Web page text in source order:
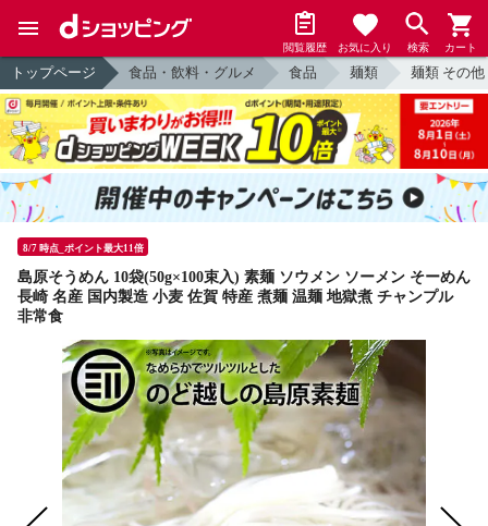
閲覧履歴 お気に入り 検索 カート
トップページ 食品・飲料・グルメ 食品 麺類 麺類 その他
8/7 時点_ポイント最大11倍
島原そうめん 10袋(50g×100束入) 素麺 ソウメン ソーメン そーめん
長崎 名産 国内製造 小麦 佐賀 特産 煮麺 温麺 地獄煮 チャンプル
非常食